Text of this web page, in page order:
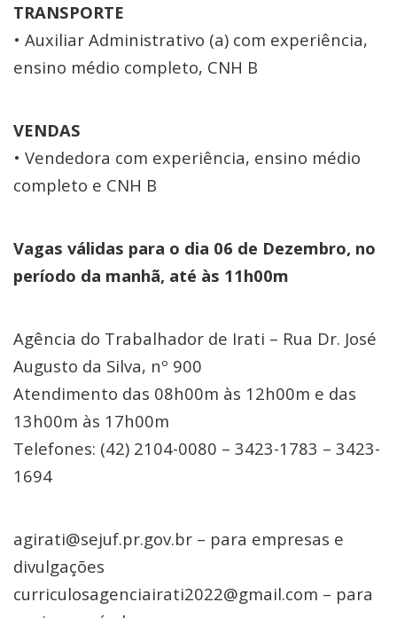
TRANSPORTE
• Auxiliar Administrativo (a) com experiência,
ensino médio completo, CNH B
VENDAS
• Vendedora com experiência, ensino médio
completo e CNH B
Vagas válidas para o dia 06 de Dezembro, no
período da manhã, até às 11h00m
Agência do Trabalhador de Irati – Rua Dr. José
Augusto da Silva, nº 900
Atendimento das 08h00m às 12h00m e das
13h00m às 17h00m
Telefones: (42) 2104-0080 – 3423-1783 – 3423-
1694
agirati@sejuf.pr.gov.br – para empresas e
divulgações
curriculosagenciairati2022@gmail.com – para